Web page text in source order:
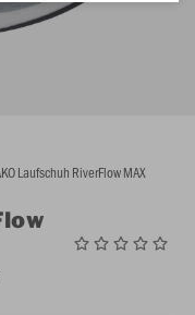
Laufschuh RiverFlow MAX